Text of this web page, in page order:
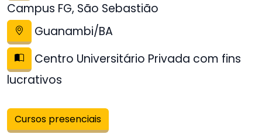
Campus FG, São Sebastião
Guanambi/BA
Centro Universitário Privada com fins
lucrativos
Cursos presenciais